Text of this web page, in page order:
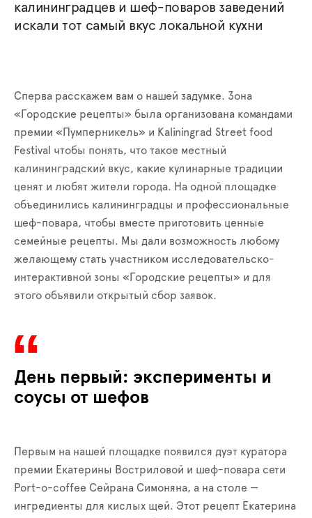
калининградцев и шеф-поваров заведений
искали тот самый вкус локальной кухни
Сперва расскажем вам о нашей задумке. Зона
«Городские рецепты» была организована командами
премии «Пумперникель» и Kaliningrad Street food
Festival чтобы понять, что такое местный
калининградский вкус, какие кулинарные традиции
ценят и любят жители города. На одной площадке
объединились калининградцы и профессиональные
шеф-повара, чтобы вместе приготовить ценные
семейные рецепты. Мы дали возможность любому
желающему стать участником исследовательско-
интерактивной зоны «Городские рецепты» и для
этого объявили открытый сбор заявок.
День первый: эксперименты и
соусы от шефов
Первым на нашей площадке появился дуэт куратора
премии Екатерины Востриловой и шеф-повара сети
Port-o-coffee Сейрана Симоняна, а на столе —
ингредиенты для кислых щей. Этот рецепт Екатерина